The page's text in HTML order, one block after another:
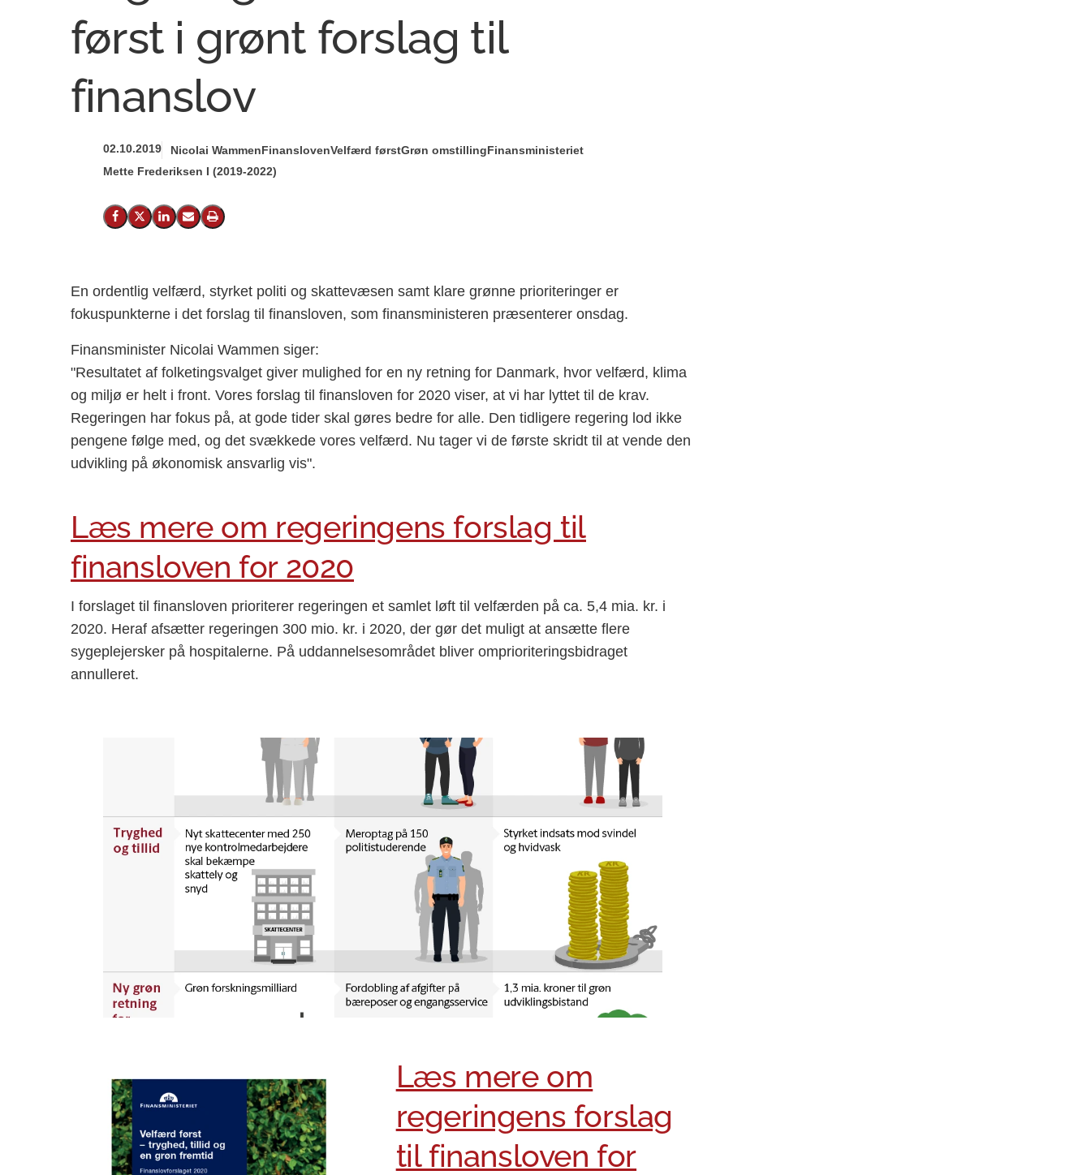
først i grønt forslag til
finanslov
02.10.2019 Nicolai WammenFinanslovenVelfærd førstGrøn omstillingFinansministeriet
Mette Frederiksen I (2019-2022)
Del på Facebook
Del på X (Twitter)
Del på LinkedIn
Send email
Print
En ordentlig velfærd, styrket politi og skattevæsen samt klare grønne prioriteringer er
fokuspunkterne i det forslag til finansloven, som finansministeren præsenterer onsdag.
Finansminister Nicolai Wammen siger:
"Resultatet af folketingsvalget giver mulighed for en ny retning for Danmark, hvor velfærd, klima
og miljø er helt i front. Vores forslag til finansloven for 2020 viser, at vi har lyttet til de krav.
Regeringen har fokus på, at gode tider skal gøres bedre for alle. Den tidligere regering lod ikke
pengene følge med, og det svækkede vores velfærd. Nu tager vi de første skridt til at vende den
udvikling på økonomisk ansvarlig vis".
Læs mere om regeringens forslag til
finansloven for 2020
I forslaget til finansloven prioriterer regeringen et samlet løft til velfærden på ca. 5,4 mia. kr. i
2020. Heraf afsætter regeringen 300 mio. kr. i 2020, der gør det muligt at ansætte flere
sygeplejersker på hospitalerne. På uddannelsesområdet bliver omprioriteringsbidraget
annulleret.
Læs mere om
regeringens forslag
til finansloven for